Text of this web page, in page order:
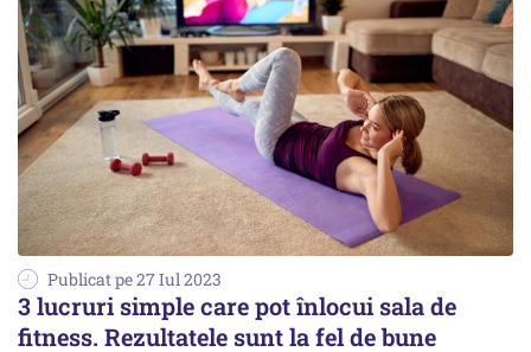
Publicat pe 27 Iul 2023
3 lucruri simple care pot înlocui sala de
fitness. Rezultatele sunt la fel de bune